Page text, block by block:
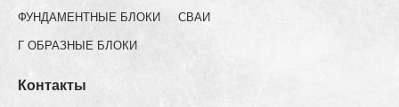
ФУНДАМЕНТНЫЕ БЛОКИ СВАИ
Г ОБРАЗНЫЕ БЛОКИ
Контакты